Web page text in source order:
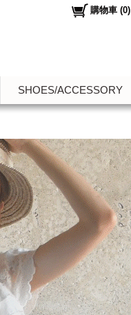
SHOES/ACCESSORY
購物車 (0)